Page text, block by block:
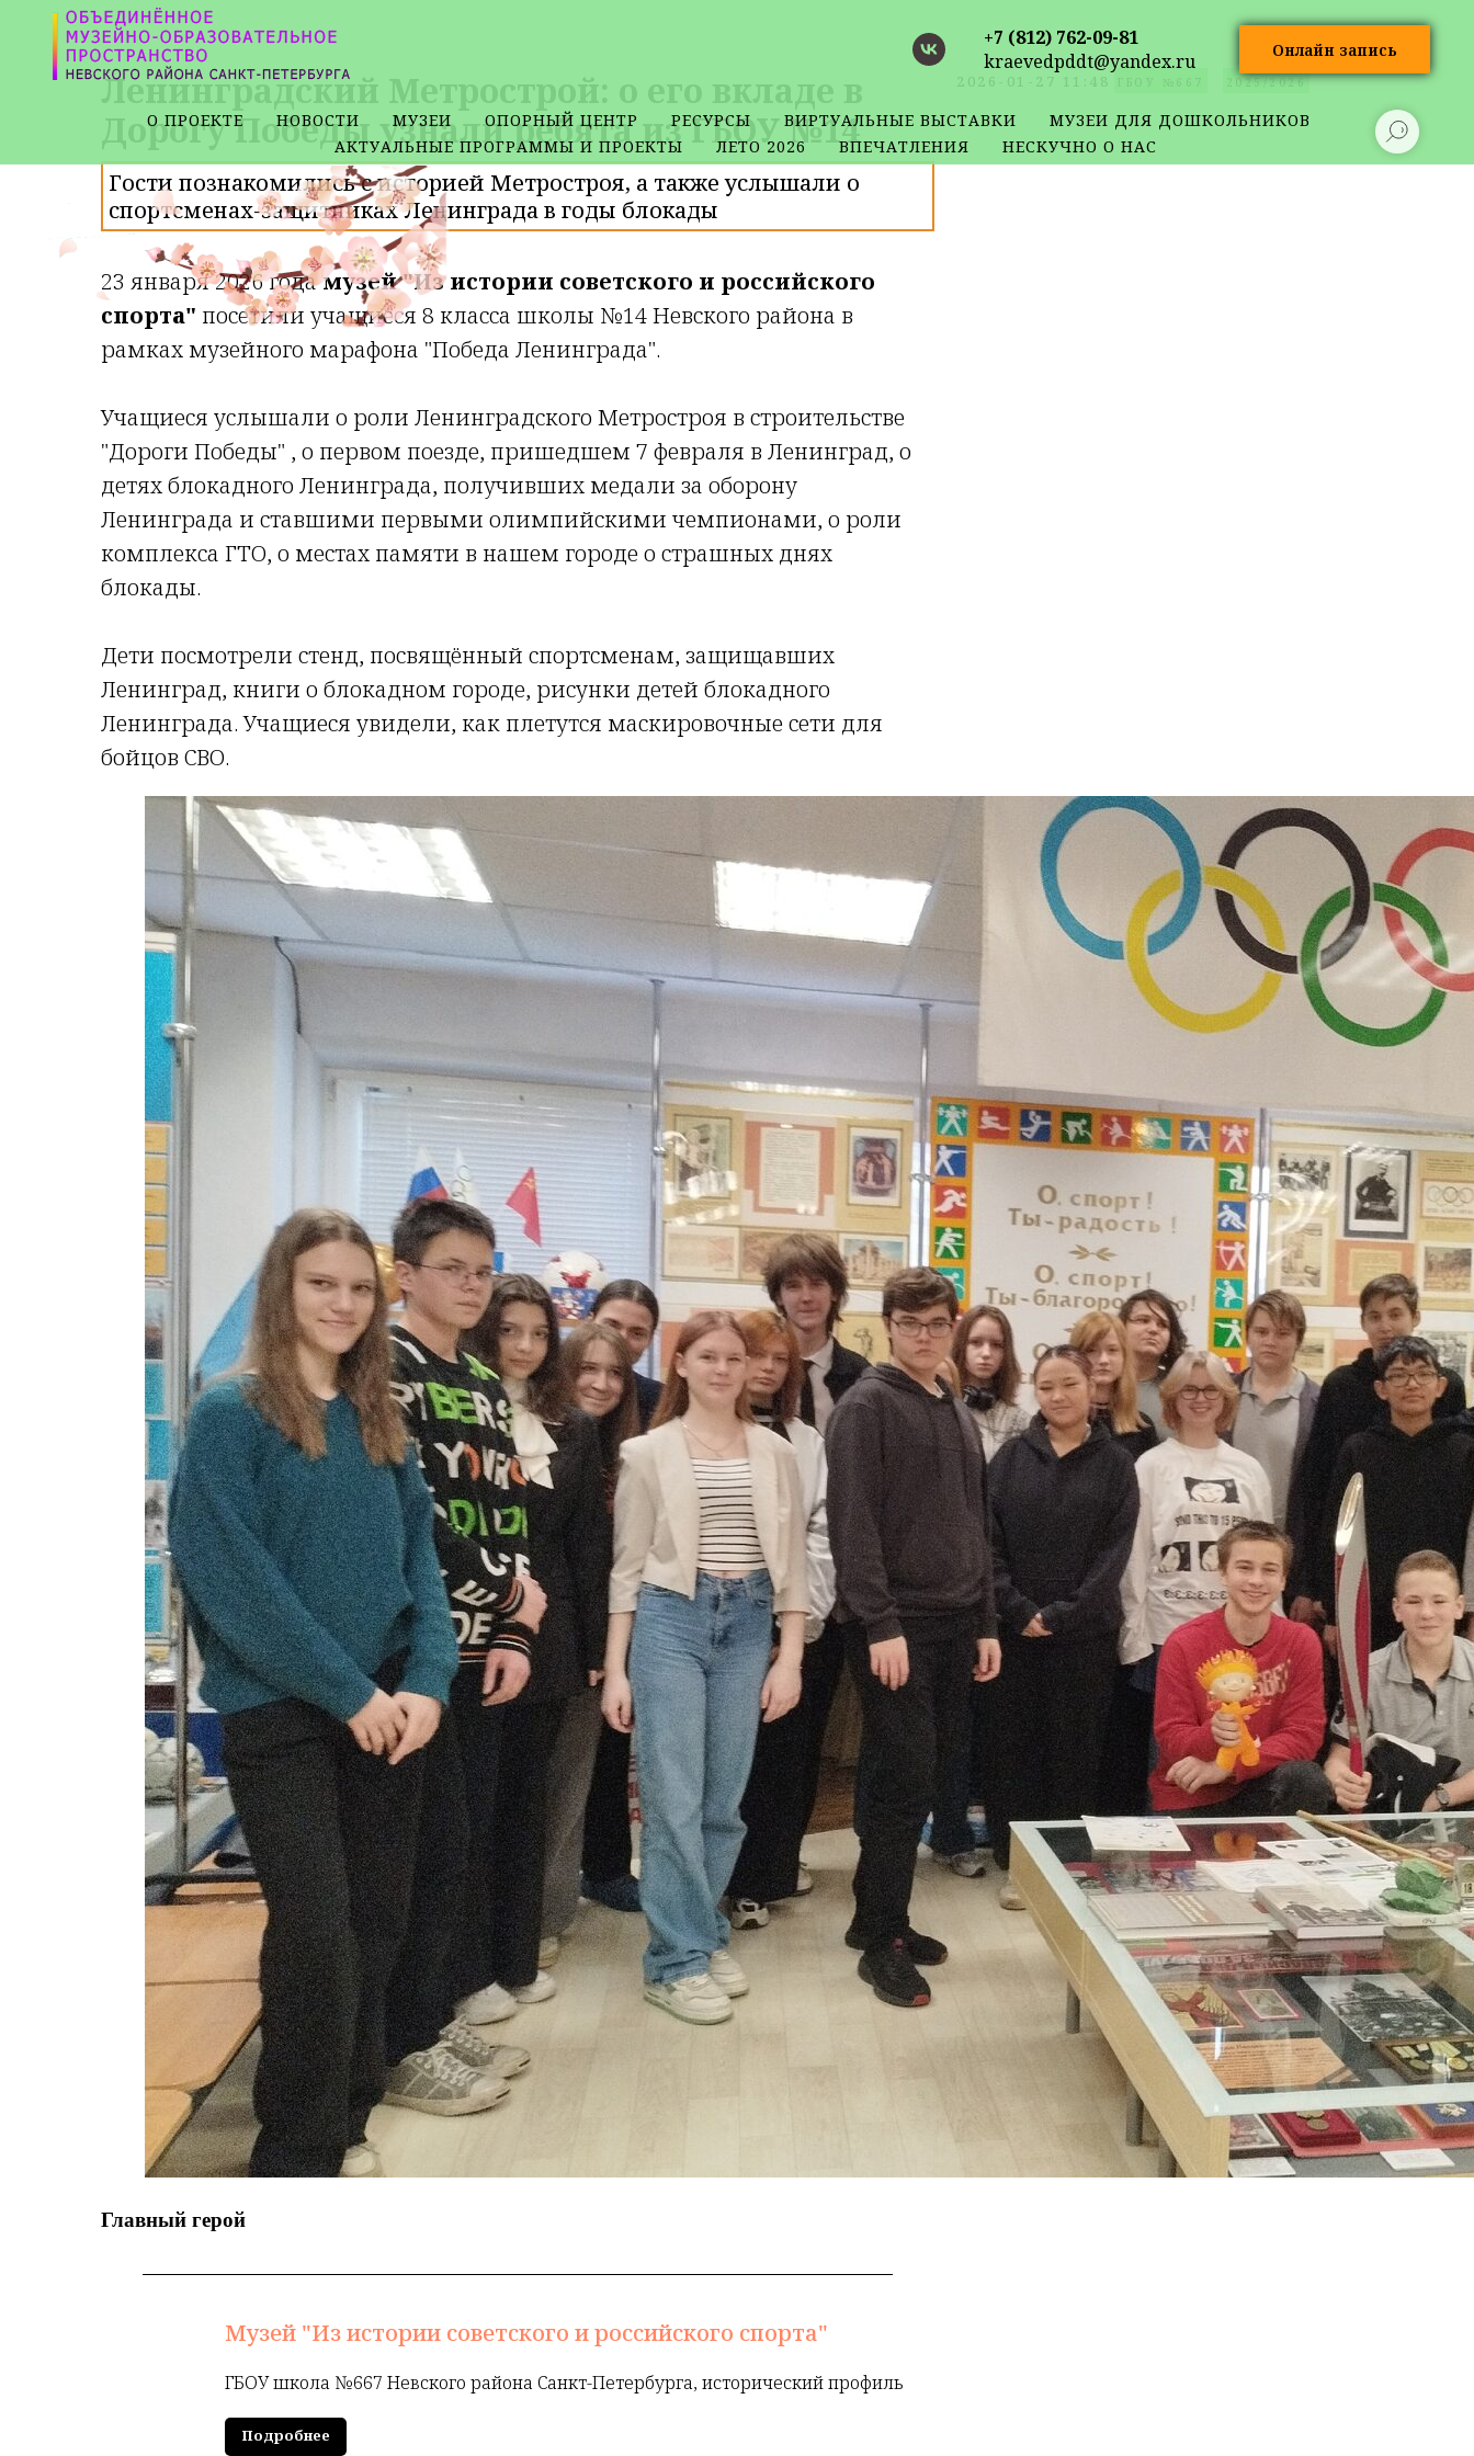
+7 (812) 762-09-81
kraevedpddt@yandex.ru
Онлайн запись
О ПРОЕКТЕ НОВОСТИ МУЗЕИ ОПОРНЫЙ ЦЕНТР РЕСУРСЫ ВИРТУАЛЬНЫЕ ВЫСТАВКИ
МУЗЕИ ДЛЯ ДОШКОЛЬНИКОВ
АКТУАЛЬНЫЕ ПРОГРАММЫ И ПРОЕКТЫ
ЛЕТО 2026 ВПЕЧАТЛЕНИЯ НЕСКУЧНО О НАС
Ленинградский Метрострой: о его вкладе в
Дорогу Победы узнали ребята из ГБОУ №14
Гости познакомились с историей Метростроя, а также услышали о
спортсменах-защитниках Ленинграда в годы блокады
23 января 2026 годамузей "Из истории советского и российского
спорта" посетили учащиеся 8 класса школы №14 Невского района в
рамках музейного марафона "Победа Ленинграда".
Учащиеся услышали о роли Ленинградского Метростроя в строительстве
"Дороги Победы" , о первом поезде, пришедшем 7 февраля в Ленинград, о
детях блокадного Ленинграда, получивших медали за оборону
Ленинграда и ставшими первыми олимпийскими чемпионами, о роли
комплекса ГТО, о местах памяти в нашем городе о страшных днях
блокады.
Дети посмотрели стенд, посвящённый спортсменам, защищавших
Ленинград, книги о блокадном городе, рисунки детей блокадного
Ленинграда. Учащиеся увидели, как плетутся маскировочные сети для
бойцов СВО.
2026-01-27 11:48 2025/2026
Главный герой
Музей "Из истории советского и российского спорта"
ГБОУ школа №667 Невского района Санкт-Петербурга, исторический профиль
Подробнее